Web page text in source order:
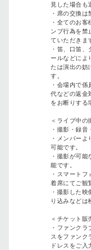
見した場合も
・席の交換は
・全てのお
ンプ行為を禁
ていただきま
・笛、口笛
ールなどによ
たは演出の妨
す。
・会場内で
代などの返金
をお断りする
＜ライブ中の
・撮影・録音
・メンバー
可能です。
・撮影が可
能です。
・スマート
着席にてご観
・撮影した
り込みなどは
＜チケット販
・ファンク
スをファンク
ドレスをご